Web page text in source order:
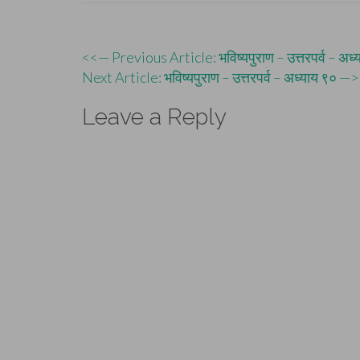
Post
navigation
<<— Previous Article: भविष्यपुराण – उत्तरपर्व –
Next Article: भविष्यपुराण – उत्तरपर्व – अध्याय ९०
Leave a Reply